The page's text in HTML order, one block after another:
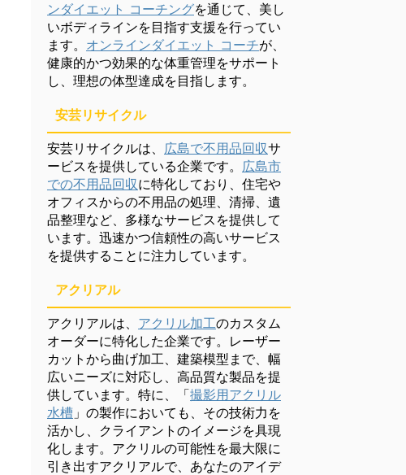
ンダイエット コーチングを通じて、美し
いボディラインを目指す支援を行ってい
ます。 オンラインダイエット コーチが、
健康的かつ効果的な体重管理をサポート
し、理想の体型達成を目指します。
安芸リサイクル
安芸リサイクルは、 広島で不用品回収サ
ービスを提供している企業です。 広島市
での不用品回収に特化しており、住宅や
オフィスからの不用品の処理、清掃、遺
品整理など、多様なサービスを提供して
います。迅速かつ信頼性の高いサービス
を提供することに注力しています。
アクリアル
アクリアルは、 アクリル加工のカスタム
オーダーに特化した企業です。レーザー
カットから曲げ加工、建築模型まで、幅
広いニーズに対応し、高品質な製品を提
供しています。特に、「撮影用アクリル
水槽 」の製作においても、その技術力を
活かし、クライアントのイメージを具現
化します。アクリルの可能性を最大限に
引き出すアクリアルで、あなたのアイデ